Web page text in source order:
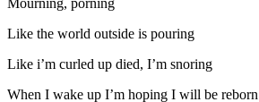
Mourning, porning
Like the world outside is pouring
Like i’m curled up died, I’m snoring
When I wake up I’m hoping I will be reborn